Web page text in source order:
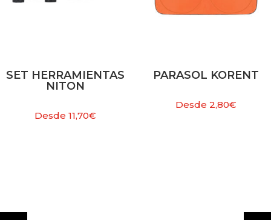
SET HERRAMIENTAS
NITON
Desde 11,70€
PARASOL KORENT
Desde 2,80€